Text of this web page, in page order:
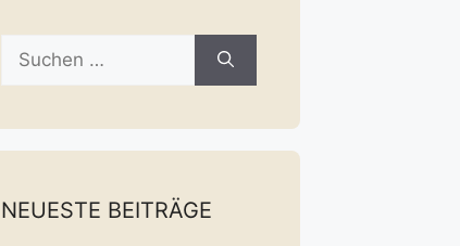
Suche
nach:
NEUESTE BEITRÄGE